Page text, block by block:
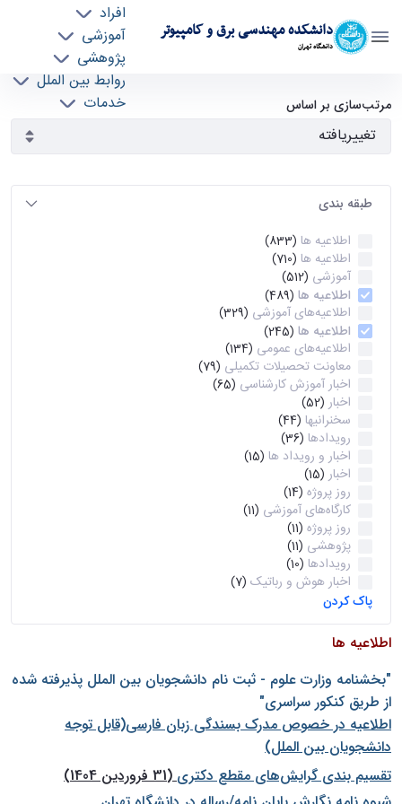
دانشکده مهندسی برق و کامپیوتر
دانشگاه تهران
افراد
آموزشی
پژوهشی
روابط بین الملل
خدمات
آرشیو اطلاعیه ها - ece- دانشکده مهندسی برق و
کامپیوتر
مرتب‌سازی بر اساس
طبقه بندی
اطلاعیه ها (833)
اطلاعیه ها (710)
آموزشی (512)
اطلاعیه ها (489)
اطلاعیه‌های‌ آموزشی (329)
اطلاعیه ها (245)
اطلاعیه‌های عمومی (134)
معاونت تحصیلات تکمیلی (79)
اخبار آموزش کارشناسی (65)
اخبار (52)
سخنرانیها (44)
رویدادها (36)
اخبار و رویداد ها (15)
اخبار (15)
روز پروژه (14)
کارگاه‌های آموزشی (11)
روز پروژه (11)
پژوهشی (11)
رویدادها (10)
اخبار هوش و رباتیک (7)
پاک کردن
اطلاعیه ها
"بخشنامه وزارت علوم - ثبت نام دانشجويان بين الملل پذيرفته شده
از طريق كنكور سراسری"
اطلاعیه در خصوص مدرک بسندگی زبان فارسی(قابل توجه
دانشجویان بین الملل)
تقسیم بندی گرایش‌های مقطع دکتری(31 فروردین 1404)